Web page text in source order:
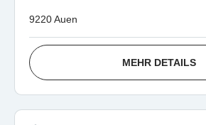
9220 Auen
MEHR DETAILS